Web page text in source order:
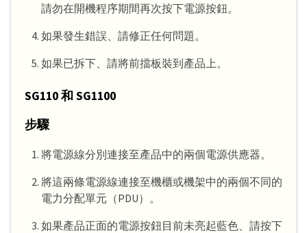
請勿在開機程序期間再次按下電源按鈕。
如果發生錯誤、請修正任何問題。
如果已拆下、請將前擋板裝到產品上。
SG110 和 SG1100
步驟
將電源線分別連接至產品中的兩個電源供應器。
將這兩條電源線連接至機櫃或機架中的兩個不同的
電力分配單元（PDU）。
如果產品正面的電源按鈕目前未亮起藍色、請按下